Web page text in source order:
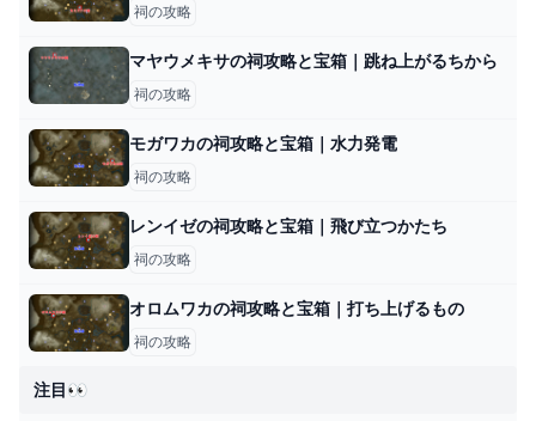
祠の攻略
マヤウメキサの祠攻略と宝箱｜跳ね上がるちから
祠の攻略
モガワカの祠攻略と宝箱｜水力発電
祠の攻略
レンイゼの祠攻略と宝箱｜飛び立つかたち
祠の攻略
オロムワカの祠攻略と宝箱｜打ち上げるもの
祠の攻略
注目👀